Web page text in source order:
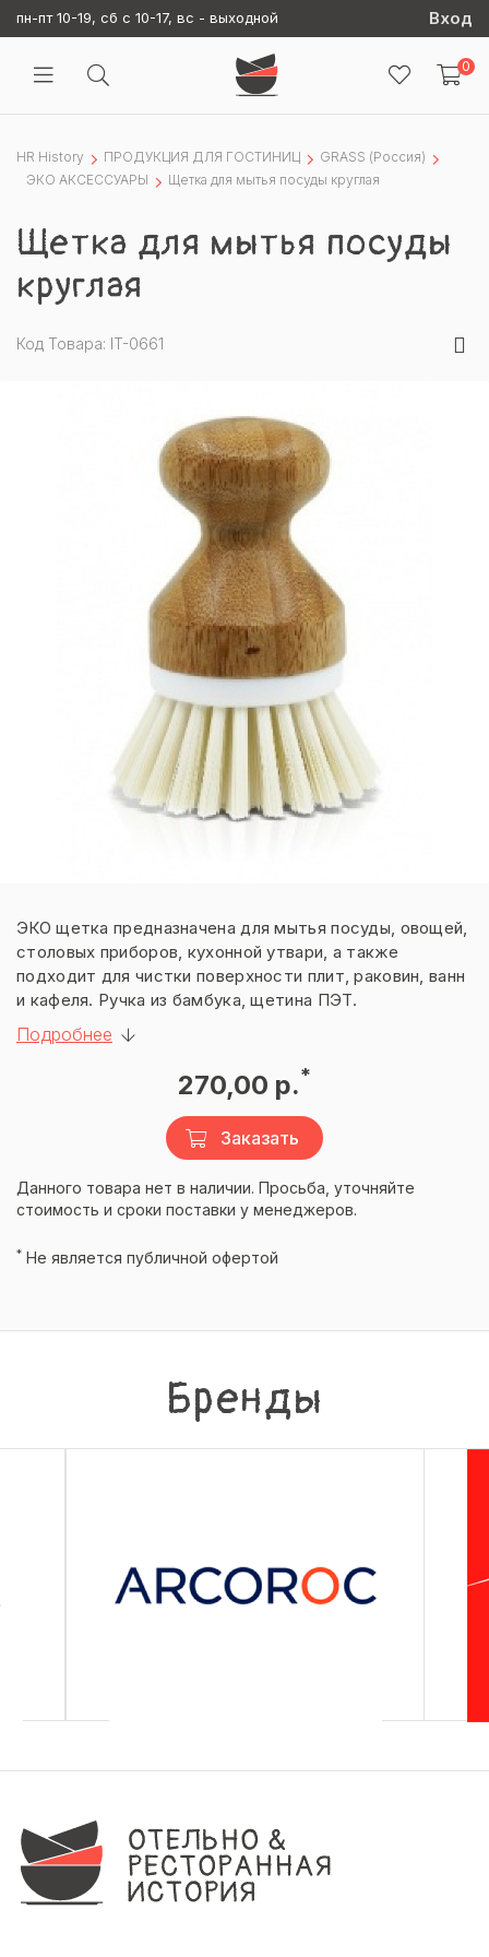
пн-пт 10-19, сб с 10-17, вс - выходной Вход
0
HR History ПРОДУКЦИЯ ДЛЯ ГОСТИНИЦ
GRASS (Россия)
ЭКО АКСЕССУАРЫ
Щетка для мытья посуды круглая
Щетка для мытья посуды
круглая
Код Товара: IT-0661
ЭКО щетка предназначена для мытья посуды, овощей,
столовых приборов, кухонной утвари, а также
подходит для чистки поверхности плит, раковин, ванн
и кафеля. Ручка из бамбука, щетина ПЭТ.
Подробнее
270,00 р.*
Заказать
Данного товара нет в наличии. Просьба, уточняйте
стоимость и сроки поставки у менеджеров.
* Не является публичной офертой
Бренды